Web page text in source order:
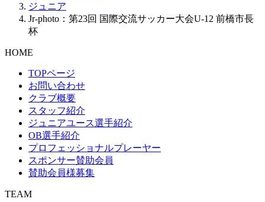
ジュニア
Jr-photo：第23回 国際交流サッカー大会U-12 前橋市長
杯
HOME
TOPページ
お問い合わせ
クラブ概要
スタッフ紹介
ジュニアユース選手紹介
OB選手紹介
プロフェッショナルプレーヤー
スポンサー賛助会員
賛助会員様募集
TEAM